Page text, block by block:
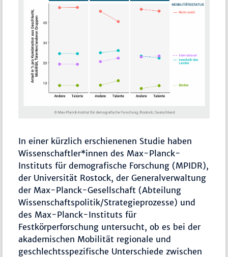
In einer kürzlich erschienenen Studie haben
Wissenschaftler*innen des Max-Planck-
Instituts für demografische Forschung (MPIDR),
der Universität Rostock, der Generalverwaltung
der Max-Planck-Gesellschaft (Abteilung
Wissenschaftspolitik/Strategieprozesse) und
des Max-Planck-Instituts für
Festkörperforschung untersucht, ob es bei der
akademischen Mobilität regionale und
geschlechtsspezifische Unterschiede zwischen